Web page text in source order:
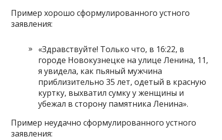
Пример хорошо сформулированного устного
заявления:
«Здравствуйте! Только что, в 16:22, в
городе Новокузнецке на улице Ленина, 11,
я увидела, как пьяный мужчина
приблизительно 35 лет, одетый в красную
куртку, выхватил сумку у женщины и
убежал в сторону памятника Ленина».
Пример неудачно сформулированного устного
заявления: